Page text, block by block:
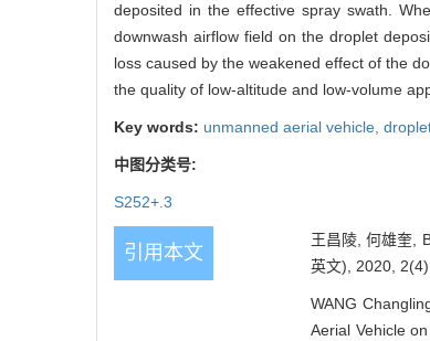
deposited in the effective spray swath.
downwash airflow field on the droplet
loss caused by the weakened effect of the
the quality of low-altitude and low-volume
Key words: unmanned aerial vehicle,
中图分类号:
S252+.3
引用本文
王昌陵, 何雄奎,
英文), 2020,
WANG
Aerial Vehicle